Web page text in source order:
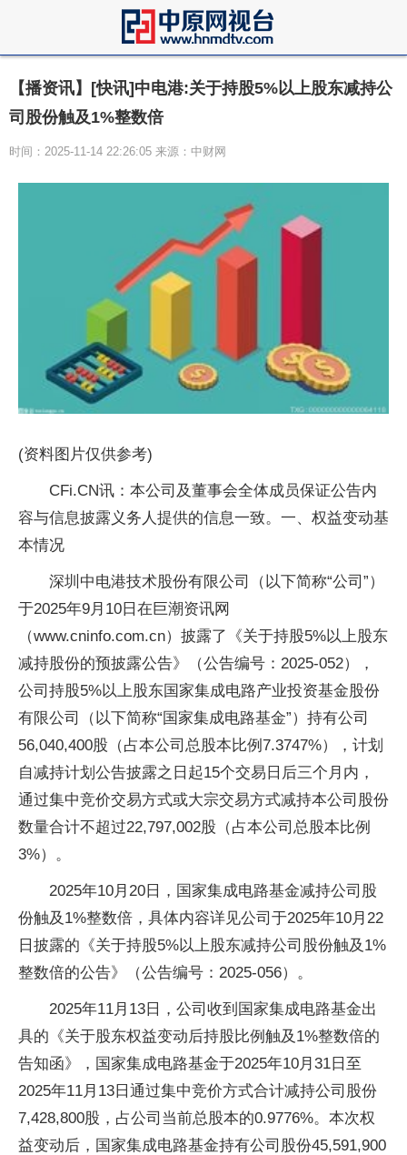
【播资讯】[快讯]中电港:关于持股5%以上股东减持公
司股份触及1%整数倍
时间：2025-11-14 22:26:05 来源：中财网
(资料图片仅供参考)
CFi.CN讯：本公司及董事会全体成员保证公告内
容与信息披露义务人提供的信息一致。一、权益变动基
本情况
深圳中电港技术股份有限公司（以下简称“公司”）
于2025年9月10日在巨潮资讯网
（www.cninfo.com.cn）披露了《关于持股5%以上股东
减持股份的预披露公告》（公告编号：2025-052），
公司持股5%以上股东国家集成电路产业投资基金股份
有限公司（以下简称“国家集成电路基金”）持有公司
56,040,400股（占本公司总股本比例7.3747%），计划
自减持计划公告披露之日起15个交易日后三个月内，
通过集中竞价交易方式或大宗交易方式减持本公司股份
数量合计不超过22,797,002股（占本公司总股本比例
3%）。
2025年10月20日，国家集成电路基金减持公司股
份触及1%整数倍，具体内容详见公司于2025年10月22
日披露的《关于持股5%以上股东减持公司股份触及1%
整数倍的公告》（公告编号：2025-056）。
2025年11月13日，公司收到国家集成电路基金出
具的《关于股东权益变动后持股比例触及1%整数倍的
告知函》，国家集成电路基金于2025年10月31日至
2025年11月13日通过集中竞价方式合计减持公司股份
7,428,800股，占公司当前总股本的0.9776%。本次权
益变动后，国家集成电路基金持有公司股份45,591,900